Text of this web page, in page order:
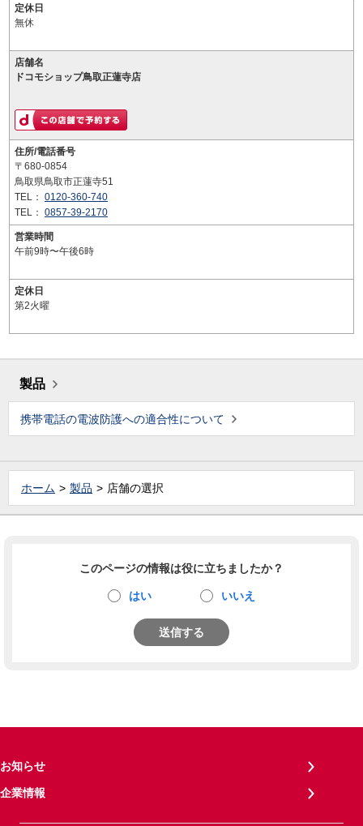
定休日
無休
店舗名
ドコモショップ鳥取正蓮寺店
住所/電話番号
〒680-0854
鳥取県鳥取市正蓮寺51
TEL： 0120-360-740
TEL： 0857-39-2170
営業時間
午前9時〜午後6時
定休日
第2火曜
製品
携帯電話の電波防護への適合性について
ホーム 製品 店舗の選択
このページの情報は役に立ちましたか？
はい いいえ
送信する
お知らせ
企業情報